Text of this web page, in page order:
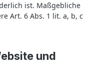
ist. Maßgebliche
Art. 6 Abs. 1 lit. a, b, c
und